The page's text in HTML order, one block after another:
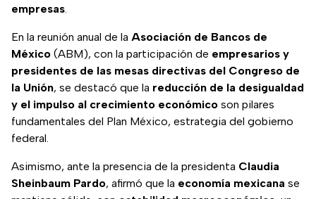
empresas.
En la reunión anual de la Asociación de Bancos de
México (ABM), con la participación de empresarios y
presidentes de las mesas directivas del Congreso de
la Unión, se destacó que la reducción de la desigualdad
y el impulso al crecimiento económico son pilares
fundamentales del Plan México, estrategia del gobierno
federal.
Asimismo, ante la presencia de la presidenta Claudia
Sheinbaum Pardo, afirmó que la economía mexicana se